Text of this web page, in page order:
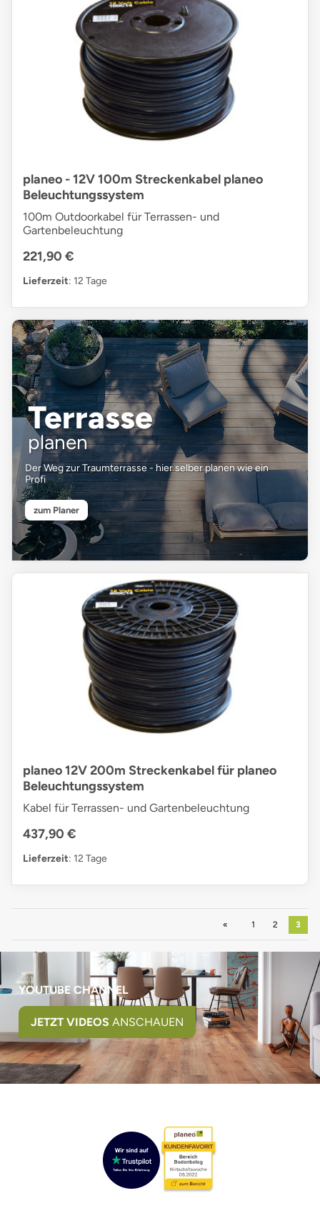
planeo - 12V 100m Streckenkabel planeo
Beleuchtungssystem
100m Outdoorkabel für Terrassen- und
Gartenbeleuchtung
221,90 €
Lieferzeit: 12 Tage
Terrasse
planen
Der Weg zur Traumterrasse - hier selber planen wie ein
Profi
zum Planer
planeo 12V 200m Streckenkabel für planeo
Beleuchtungssystem
Kabel für Terrassen- und Gartenbeleuchtung
437,90 €
Lieferzeit: 12 Tage
Zurück
1 2 3
YOUTUBE CHANNEL
JETZT VIDEOS ANSCHAUEN